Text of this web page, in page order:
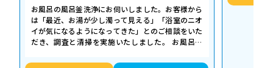
お風呂の風呂釜洗浄にお伺いしました。お客様から
は「最近、お湯が少し濁って見える」「浴室のニオ
イが気になるようになってきた」とのご相談をいた
だき、調査と清掃を実施いたしました。 お風呂の